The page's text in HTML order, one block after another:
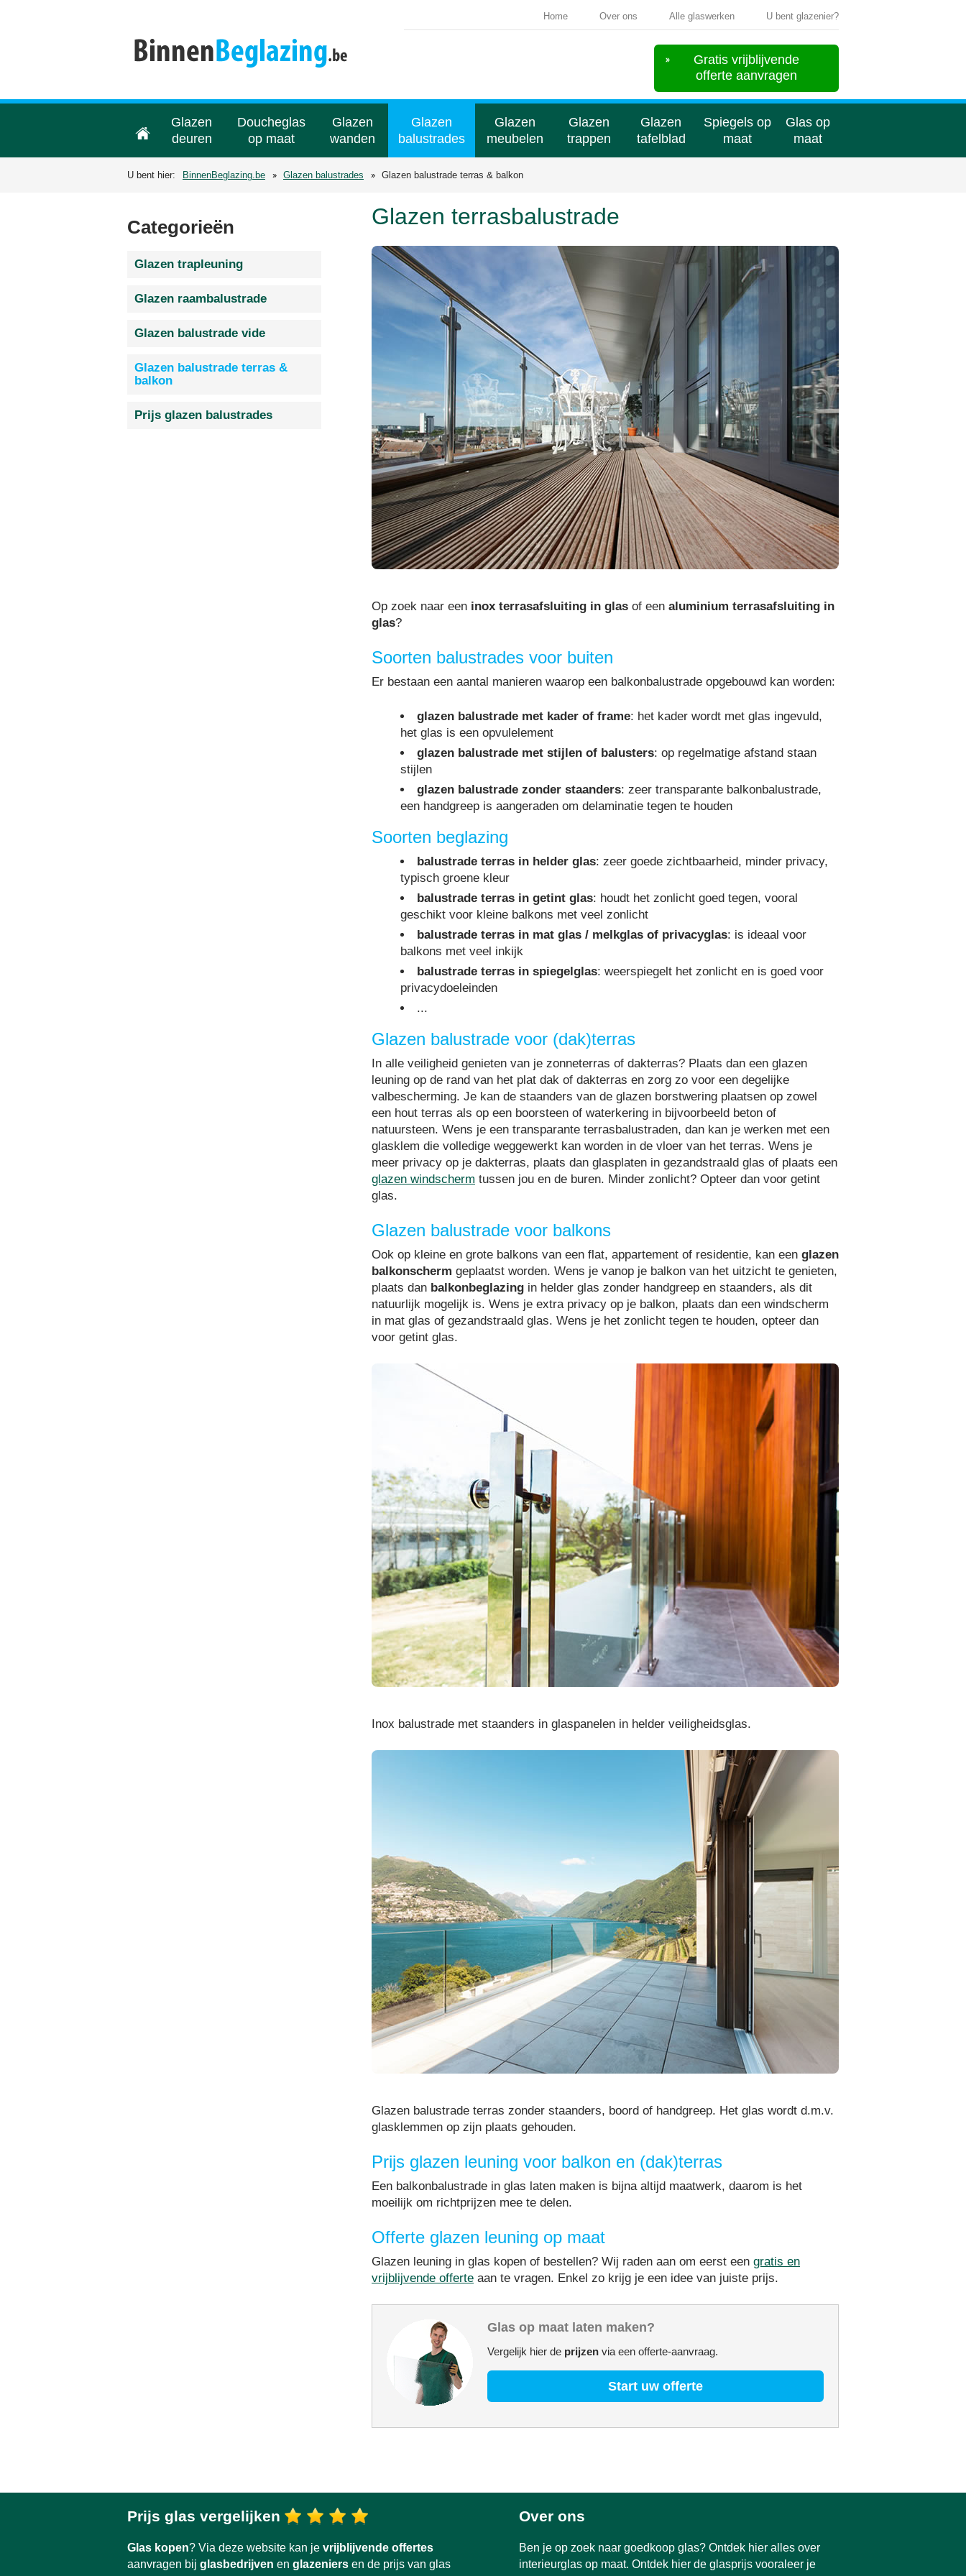
Home Over ons Alle glaswerken U bent glazenier?
Gratis vrijblijvende
offerte aanvragen
Glazen
deuren
Doucheglas
op maat
Glazen
wanden
Glazen
balustrades
Glazen
meubelen
Glazen
trappen
Glazen
tafelblad
Spiegels op
maat
Glas op
maat
U bent hier: BinnenBeglazing.be Glazen balustrades Glazen balustrade terras & balkon
Glazen terrasbalustrade
Op zoek naar een inox terrasafsluiting in glas of een aluminium terrasafsluiting in
glas?
Soorten balustrades voor buiten
Er bestaan een aantal manieren waarop een balkonbalustrade opgebouwd kan worden:
glazen balustrade met kader of frame: het kader wordt met glas ingevuld,
het glas is een opvulelement
glazen balustrade met stijlen of balusters: op regelmatige afstand staan
stijlen
glazen balustrade zonder staanders: zeer transparante balkonbalustrade,
een handgreep is aangeraden om delaminatie tegen te houden
Soorten beglazing
balustrade terras in helder glas: zeer goede zichtbaarheid, minder privacy,
typisch groene kleur
balustrade terras in getint glas: houdt het zonlicht goed tegen, vooral
geschikt voor kleine balkons met veel zonlicht
balustrade terras in mat glas / melkglas of privacyglas: is ideaal voor
balkons met veel inkijk
balustrade terras in spiegelglas: weerspiegelt het zonlicht en is goed voor
privacydoeleinden
...
Glazen balustrade voor (dak)terras
In alle veiligheid genieten van je zonneterras of dakterras? Plaats dan een glazen
leuning op de rand van het plat dak of dakterras en zorg zo voor een degelijke
valbescherming. Je kan de staanders van de glazen borstwering plaatsen op zowel
een hout terras als op een boorsteen of waterkering in bijvoorbeeld beton of
natuursteen. Wens je een transparante terrasbalustraden, dan kan je werken met een
glasklem die volledige weggewerkt kan worden in de vloer van het terras. Wens je
meer privacy op je dakterras, plaats dan glasplaten in gezandstraald glas of plaats een
glazen windscherm tussen jou en de buren. Minder zonlicht? Opteer dan voor getint
glas.
Glazen balustrade voor balkons
Ook op kleine en grote balkons van een flat, appartement of residentie, kan een glazen
balkonscherm geplaatst worden. Wens je vanop je balkon van het uitzicht te genieten,
plaats dan balkonbeglazing in helder glas zonder handgreep en staanders, als dit
natuurlijk mogelijk is. Wens je extra privacy op je balkon, plaats dan een windscherm
in mat glas of gezandstraald glas. Wens je het zonlicht tegen te houden, opteer dan
voor getint glas.
Inox balustrade met staanders in glaspanelen in helder veiligheidsglas.
Glazen balustrade terras zonder staanders, boord of handgreep. Het glas wordt d.m.v.
glasklemmen op zijn plaats gehouden.
Prijs glazen leuning voor balkon en (dak)terras
Een balkonbalustrade in glas laten maken is bijna altijd maatwerk, daarom is het
moeilijk om richtprijzen mee te delen.
Offerte glazen leuning op maat
Glazen leuning in glas kopen of bestellen? Wij raden aan om eerst een gratis en
vrijblijvende offerte aan te vragen. Enkel zo krijg je een idee van juiste prijs.
Glas op maat laten maken?
Vergelijk hier de prijzen via een offerte-aanvraag.
Start uw offerte
Categorieën
Glazen trapleuning
Glazen raambalustrade
Glazen balustrade vide
Glazen balustrade terras &
balkon
Prijs glazen balustrades
Prijs glas vergelijken
Glas kopen? Via deze website kan je vrijblijvende offertes
aanvragen bij glasbedrijven en glazeniers en de prijs van glas
Over ons
Ben je op zoek naar goedkoop glas? Ontdek hier alles over
interieurglas op maat. Ontdek hier de glasprijs vooraleer je